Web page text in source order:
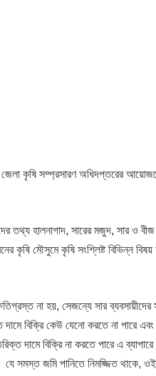
কৃষি সম্প্রসারণ অধিদপ্তরের
তথ্য হালনাগাদ, সারের মজুদ, সার ও
কৃষি মৌসুমে কৃষি সংশ্লিষ্ট বিভিন্ন
না হয়, সেজন্যে সার ব্যবসায়ীদের
বিক্রি কেউ যেনো করতে না পারে
দামে বিক্রি না করতে পারে এ
যে সমস্ত জমি পানিতে নিমজ্জিত থাকে,